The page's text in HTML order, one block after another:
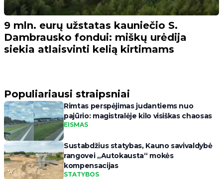
9 mln. eurų užstatas kauniečio S.
Dambrausko fondui: miškų urėdija
siekia atlaisvinti kelią kirtimams
Populiariausi straipsniai
Rimtas perspėjimas judantiems nuo
pajūrio: magistralėje kilo visiškas chaosas
EISMAS
Sustabdžius statybas, Kauno savivaldybė
rangovei „Autokausta“ mokės
kompensacijas
STATYBOS